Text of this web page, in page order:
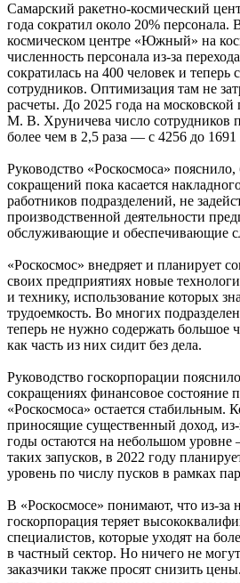
Самарский ракетно-космический
года сократил около 20% персонала.
космическом центре «Южный» на
численность персонала из-за
сократилась на 400 человек и теперь
сотрудников. Оптимизация там не
расчеты. До 2025 года на
М. В. Хруничева число сотрудников
более чем в 2,5 раза — с 4256 до 1691
Руководство «Роскосмоса» пояснило,
сокращений пока касается
работников подразделений, не
производственной деятельности
обслуживающие и обеспечивающие
«Роскосмос» внедряет и планирует
своих предприятиях новые
и технику, использование которых
трудоемкость. Во многих
теперь не нужно содержать большое
как часть из них сидит без дела.
Руководство госкорпорации
сокращениях финансовое состояние
«Роскосмоса» остается стабильным.
приносящие существенный доход,
годы остаются на небольшом
таких запусков, в 2022 году
уровень по числу пусков в рамках
В «Роскосмосе» понимают, что из-за
госкорпорация теряет
специалистов, которые уходят на
в частный сектор. Но ничего не могут
заказчики также просят снизить